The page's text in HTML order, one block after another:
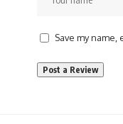
Save my